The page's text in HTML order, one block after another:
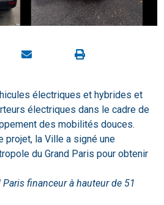
électriques et hybrides et
électriques dans le cadre de
des mobilités douces.
projet, la Ville a signé une
du Grand Paris pour obtenir
financeur à hauteur de 51